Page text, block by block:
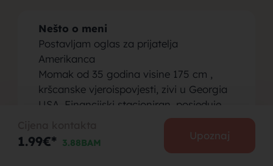
Nešto o meni
Postavljam oglas za prijatelja
Amerikanca
Momak od 35 godina visine 175 cm ,
kršcanske vjeroispovjesti, zivi u Georgia
USA. Financijski stacioniran, posjeduje
svoju kucu, automobile, zemlju.
Osoba koju tražim
Trazim partnerku krscanske
1.99€* 3.88BAM
Upoznaj
muskarci
za brak,